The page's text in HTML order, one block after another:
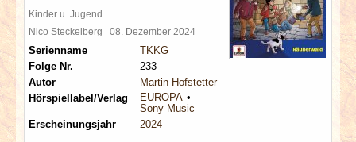
Kinder u. Jugend
Nico Steckelberg 08. Dezember 2024
Serienname
TKKG
Folge Nr.
233
Autor
Martin Hofstetter
Hörspiellabel/Verlag
EUROPA
Sony Music
Erscheinungsjahr
2024